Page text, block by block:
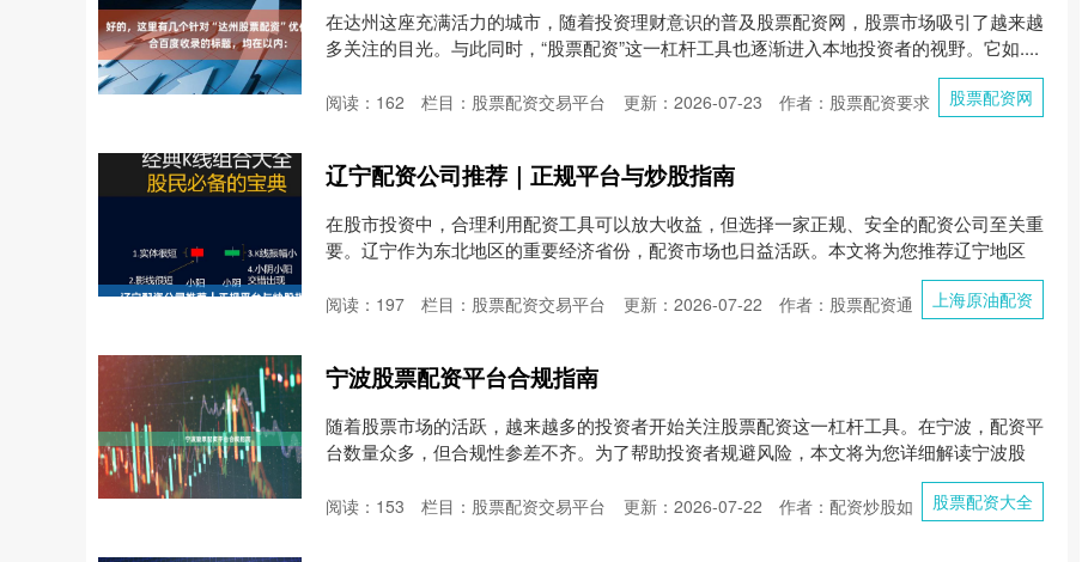
在达州这座充满活力的城市，随着投资理财意识的普及股票配资网，股票市场吸引了越来越
多关注的目光。与此同时，“股票配资”这一杠杆工具也逐渐进入本地投资者的视野。它如....
股票配资网
更新：2026-07-23 作者：股票配资要求
阅读： 162 栏目： 股票配资交易平台
辽宁配资公司推荐｜正规平台与炒股指南
在股市投资中，合理利用配资工具可以放大收益，但选择一家正规、安全的配资公司至关重
要。辽宁作为东北地区的重要经济省份，配资市场也日益活跃。本文将为您推荐辽宁地区
上海原油配资
更新：2026-07-22 作者：股票配资通
阅读： 197 栏目： 股票配资交易平台
宁波股票配资平台合规指南
随着股票市场的活跃，越来越多的投资者开始关注股票配资这一杠杆工具。在宁波，配资平
台数量众多，但合规性参差不齐。为了帮助投资者规避风险，本文将为您详细解读宁波股
股票配资大全
更新：2026-07-22 作者：配资炒股如
阅读： 153 栏目： 股票配资交易平台